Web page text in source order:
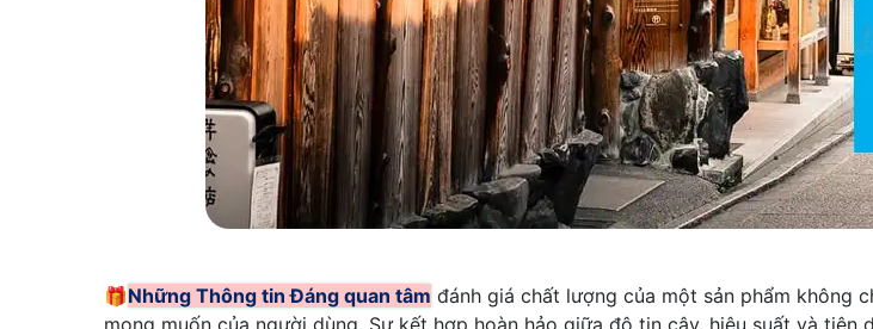
🎁Những Thông tin Đáng quan tâm đánh giá chất lượng của một sản phẩm không
mong muốn của người dùng. Sự kết hợp hoàn hảo giữa độ tin cậy, hiệu suất và